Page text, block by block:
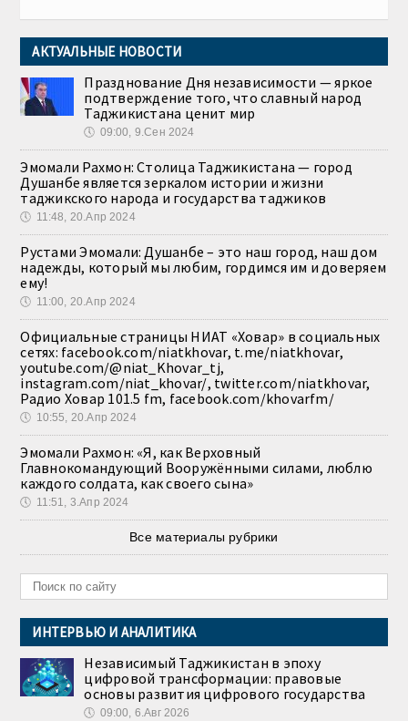
АКТУАЛЬНЫЕ НОВОСТИ
Празднование Дня независимости — яркое
подтверждение того, что славный народ
Таджикистана ценит мир
🕔 09:00, 9.Сен 2024
Эмомали Рахмон: Столица Таджикистана — город
Душанбе является зеркалом истории и жизни
таджикского народа и государства таджиков
🕔 11:48, 20.Апр 2024
Рустами Эмомали: Душанбе – это наш город, наш дом
надежды, который мы любим, гордимся им и доверяем
ему!
🕔 11:00, 20.Апр 2024
Официальные страницы НИАТ «Ховар» в социальных
сетях: facebook.com/niatkhovar, t.me/niatkhovar,
youtube.com/@niat_Khovar_tj,
instagram.com/niat_khovar/, twitter.com/niatkhovar,
Радио Ховар 101.5 fm, facebook.com/khovarfm/
🕔 10:55, 20.Апр 2024
Эмомали Рахмон: «Я, как Верховный
Главнокомандующий Вооружёнными силами, люблю
каждого солдата, как своего сына»
🕔 11:51, 3.Апр 2024
Все материалы рубрики
ИНТЕРВЬЮ И АНАЛИТИКА
Независимый Таджикистан в эпоху
цифровой трансформации: правовые
основы развития цифрового государства
🕔 09:00, 6.Авг 2026